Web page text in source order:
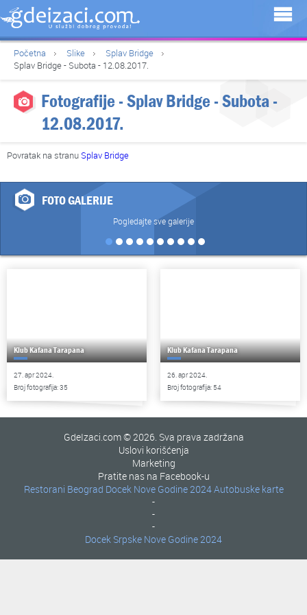
Početna Slike
Splav Bridge
Splav Bridge - Subota - 12.08.2017.
Fotografije - Splav Bridge - Subota -
12.08.2017.
Povratak na stranu Splav Bridge
FOTO GALERIJE
Pogledajte sve galerije
Klub Kafana Tarapana
27. apr 2024.
Broj fotografija: 35
Klub Kafana Tarapana
26. apr 2024.
Broj fotografija: 54
GdeIzaci.com © 2026. Sva prava zadržana
Uslovi korišćenja
Marketing
Pratite nas na Facebook-u
Restorani Beograd
-
Docek Nove Godine 2024
-
Autobuske karte
-
Docek Srpske Nove Godine 2024